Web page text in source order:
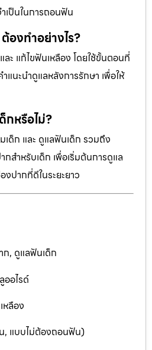
เป็นในการถอนฟัน
องทำอย่างไร?
ะ แก้ไขฟันเหลือง โดยใช้ขั้นตอนที่
แนะนำดูแลหลังการรักษา เพื่อให้
กหรือไม่?
ด็ก และ ดูแลฟันเด็ก รวมถึง
สำหรับเด็ก เพื่อเริ่มต้นการดูแล
ปากที่ดีในระยะยาว
, ดูแลฟันเด็ก
อไรด์
ลือง
, แบบไม่ต้องถอนฟัน)